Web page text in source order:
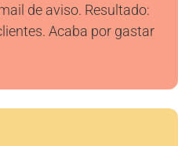
de aviso. Resultado:
Acaba por gastar